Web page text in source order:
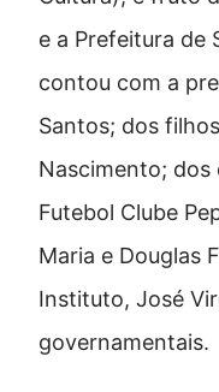
e a Prefeitura de
contou com a
Santos; dos
Nascimento;
Futebol Clube
Maria e Douglas
Instituto, José
governamentais.